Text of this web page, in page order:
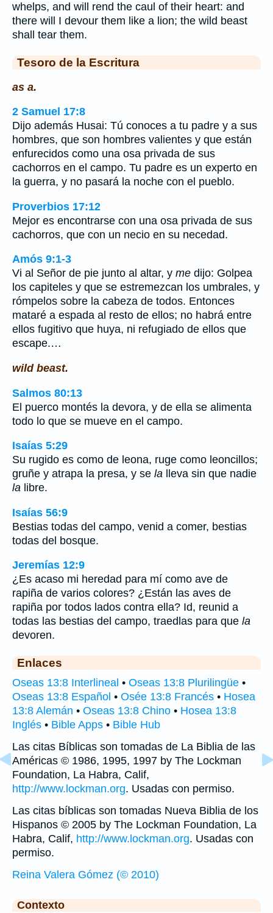
whelps, and will rend the caul of their heart: and
there will I devour them like a lion; the wild beast
shall tear them.
Tesoro de la Escritura
as a.
2 Samuel 17:8
Dijo además Husai: Tú conoces a tu padre y a sus
hombres, que son hombres valientes y que están
enfurecidos como una osa privada de sus
cachorros en el campo. Tu padre es un experto en
la guerra, y no pasará la noche con el pueblo.
Proverbios 17:12
Mejor es encontrarse con una osa privada de sus
cachorros, que con un necio en su necedad.
Amós 9:1-3
Vi al Señor de pie junto al altar, y me dijo: Golpea
los capiteles y que se estremezcan los umbrales, y
rómpelos sobre la cabeza de todos. Entonces
mataré a espada al resto de ellos; no habrá entre
ellos fugitivo que huya, ni refugiado de ellos que
escape.…
wild beast.
Salmos 80:13
El puerco montés la devora, y de ella se alimenta
todo lo que se mueve en el campo.
Isaías 5:29
Su rugido es como de leona, ruge como leoncillos;
gruñe y atrapa la presa, y se la lleva sin que nadie
la libre.
Isaías 56:9
Bestias todas del campo, venid a comer, bestias
todas del bosque.
Jeremías 12:9
¿Es acaso mi heredad para mí como ave de
rapiña de varios colores? ¿Están las aves de
rapiña por todos lados contra ella? Id, reunid a
todas las bestias del campo, traedlas para que la
devoren.
Enlaces
Oseas 13:8 Interlineal • Oseas 13:8 Plurilingüe •
Oseas 13:8 Español • Osée 13:8 Francés • Hosea
13:8 Alemán • Oseas 13:8 Chino • Hosea 13:8
Inglés • Bible Apps • Bible Hub
Las citas Bíblicas son tomadas de La Biblia de las
Américas © 1986, 1995, 1997 by The Lockman
Foundation, La Habra, Calif,
http://www.lockman.org. Usadas con permiso.
Las citas bíblicas son tomadas Nueva Biblia de los
Hispanos © 2005 by The Lockman Foundation, La
Habra, Calif, http://www.lockman.org. Usadas con
permiso.
Reina Valera Gómez (© 2010)
Contexto